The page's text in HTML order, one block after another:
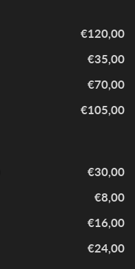
€120,00
€35,00
€70,00
€105,00
€30,00
€8,00
€16,00
€24,00